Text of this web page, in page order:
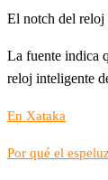
El notch del reloj
La fuente indica
reloj inteligente
En Xataka
Por qué el